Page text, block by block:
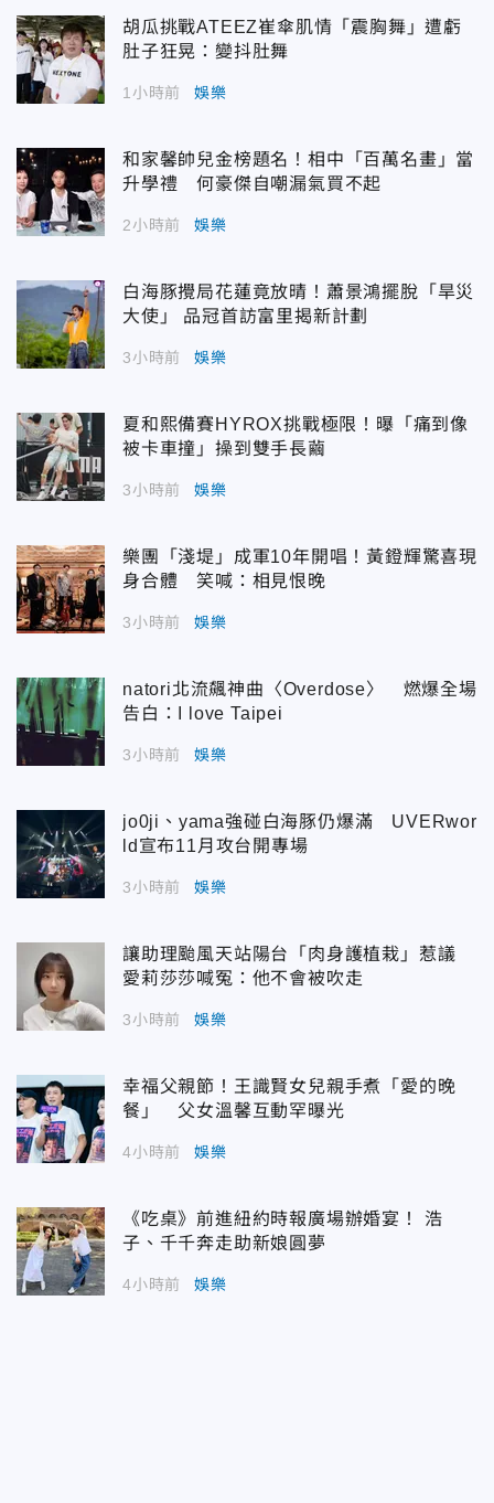
胡瓜挑戰ATEEZ崔傘肌情「震胸舞」遭虧
肚子狂晃：變抖肚舞
1小時前 娛樂
和家馨帥兒金榜題名！相中「百萬名畫」當
升學禮 何豪傑自嘲漏氣買不起
2小時前 娛樂
白海豚攪局花蓮竟放晴！蕭景鴻擺脫「旱災
大使」 品冠首訪富里揭新計劃
3小時前 娛樂
夏和熙備賽HYROX挑戰極限！曝「痛到像
被卡車撞」操到雙手長繭
3小時前 娛樂
樂團「淺堤」成軍10年開唱！黃鐙輝驚喜現
身合體 笑喊：相見恨晚
3小時前 娛樂
natori北流飆神曲〈Overdose〉 燃爆全場
告白：I love Taipei
3小時前 娛樂
jo0ji、yama強碰白海豚仍爆滿 UVERwor
ld宣布11月攻台開專場
3小時前 娛樂
讓助理颱風天站陽台「肉身護植栽」惹議
愛莉莎莎喊冤：他不會被吹走
3小時前 娛樂
幸福父親節！王識賢女兒親手煮「愛的晚
餐」 父女溫馨互動罕曝光
4小時前 娛樂
《吃桌》前進紐約時報廣場辦婚宴！ 浩
子、千千奔走助新娘圓夢
4小時前 娛樂